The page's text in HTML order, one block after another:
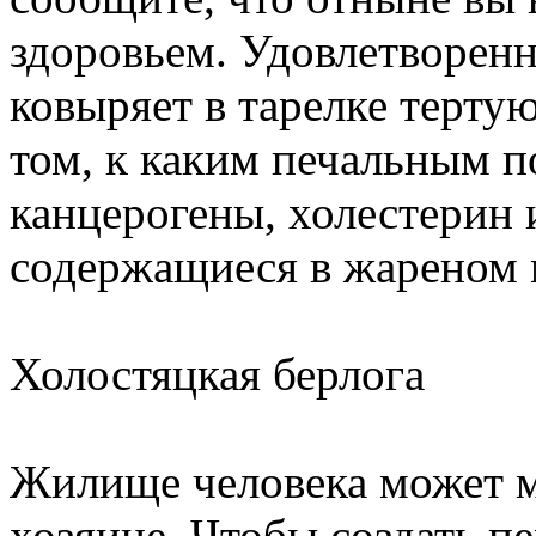
здоровьем.
ковыряет в тарелке
том, к каким печальным
канцерогены,
содержащиеся в жареном
Холостяцкая берлога
Жилище человека может